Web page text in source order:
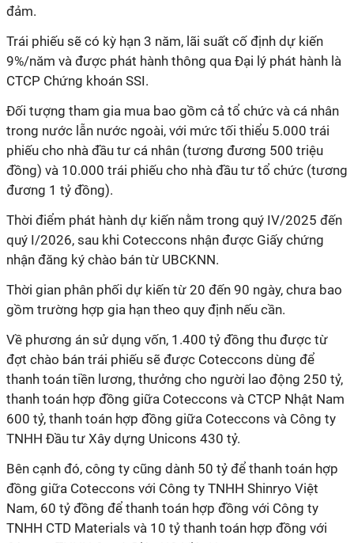
đảm.
Trái phiếu sẽ có kỳ hạn 3 năm, lãi suất cố định dự kiến
9%/năm và được phát hành thông qua Đại lý phát hành là
CTCP Chứng khoán SSI.
Đối tượng tham gia mua bao gồm cả tổ chức và cá nhân
trong nước lẫn nước ngoài, với mức tối thiểu 5.000 trái
phiếu cho nhà đầu tư cá nhân (tương đương 500 triệu
đồng) và 10.000 trái phiếu cho nhà đầu tư tổ chức (tương
đương 1 tỷ đồng).
Thời điểm phát hành dự kiến nằm trong quý IV/2025 đến
quý I/2026, sau khi Coteccons nhận được Giấy chứng
nhận đăng ký chào bán từ UBCKNN.
Thời gian phân phối dự kiến từ 20 đến 90 ngày, chưa bao
gồm trường hợp gia hạn theo quy định nếu cần.
Về phương án sử dụng vốn, 1.400 tỷ đồng thu được từ
đợt chào bán trái phiếu sẽ được Coteccons dùng để
thanh toán tiền lương, thưởng cho người lao động
250
tỷ, thanh toán hợp đồng giữa Coteccons và CTCP Nhật
Nam 600 tỷ, thanh toán hợp đồng giữa Coteccons và
Công ty TNHH Đầu tư Xây dựng Unicons 430 tỷ.
Bên cạnh đó, công ty cũng dành 50 tỷ để thanh toán hợp
đồng giữa Coteccons với Công ty TNHH Shinryo Việt
Nam, 60 tỷ đồng để thanh toán hợp đồng với Công ty
TNHH CTD Materials và 10 tỷ thanh toán hợp đồng với